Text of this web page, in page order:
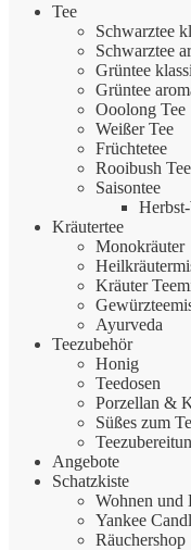
Tee
Schwarztee
Schwarztee
Grüntee
Grüntee
Ooolong Tee
Weißer Tee
Früchtetee
Rooibush Tee
Saisontee
Kräutertee
Monokräuter
Kräuter
Ayurveda
Teezubehör
Honig
Teedosen
Porzellan &
Süßes zum
Angebote
Schatzkiste
Wohnen und
Yankee
Räuchershop